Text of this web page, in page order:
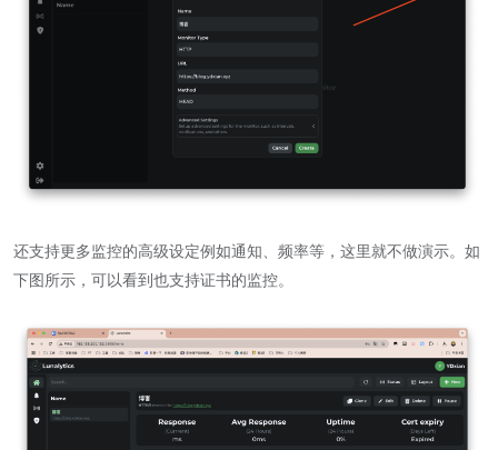
还支持更多监控的高级设定例如通知、频率等，这里就不做演示。如
下图所示，可以看到也支持证书的监控。